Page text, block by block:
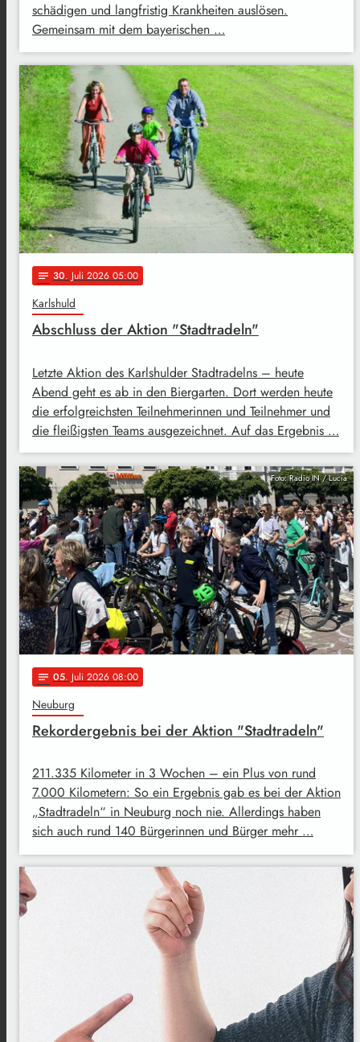
schädigen und langfristig Krankheiten auslösen.
Gemeinsam mit dem bayerischen …
notes 30. Juli 2026 05:00
Karlshuld
Abschluss der Aktion "Stadtradeln"
Letzte Aktion des Karlshulder Stadtradelns – heute
Abend geht es ab in den Biergarten. Dort werden heute
die erfolgreichsten Teilnehmerinnen und Teilnehmer und
die fleißigsten Teams ausgezeichnet. Auf das Ergebnis …
Foto: Radio IN / Lucia
notes 05. Juli 2026 08:00
Neuburg
Rekordergebnis bei der Aktion "Stadtradeln"
211.335 Kilometer in 3 Wochen – ein Plus von rund
7.000 Kilometern: So ein Ergebnis gab es bei der Aktion
„Stadtradeln“ in Neuburg noch nie. Allerdings haben
sich auch rund 140 Bürgerinnen und Bürger mehr …